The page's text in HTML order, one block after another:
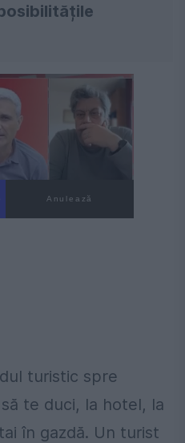
Anulează
turistic spre
te duci, la hotel, la
în gazdă. Un turist